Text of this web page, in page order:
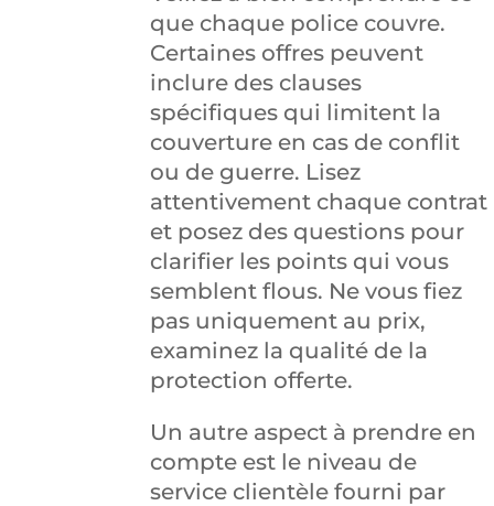
que chaque police couvre.
Certaines offres peuvent
inclure des clauses
spécifiques qui limitent la
couverture en cas de conflit
ou de guerre. Lisez
attentivement chaque contrat
et posez des questions pour
clarifier les points qui vous
semblent flous. Ne vous fiez
pas uniquement au prix,
examinez la qualité de la
protection offerte.
Un autre aspect à prendre en
compte est le niveau de
service clientèle fourni par